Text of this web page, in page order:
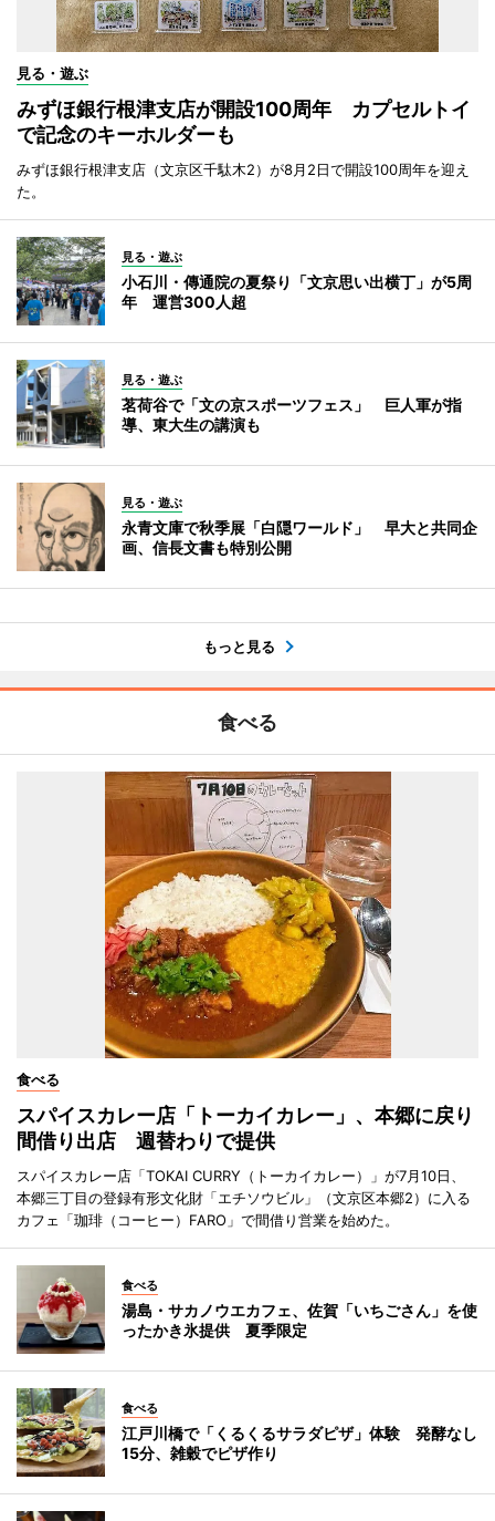
見る・遊ぶ
みずほ銀行根津支店が開設100周年 カプセルトイ
で記念のキーホルダーも
みずほ銀行根津支店（文京区千駄木2）が8月2日で開設100周年を迎え
た。
見る・遊ぶ
小石川・傳通院の夏祭り「文京思い出横丁」が5周
年 運営300人超
見る・遊ぶ
茗荷谷で「文の京スポーツフェス」 巨人軍が指
導、東大生の講演も
見る・遊ぶ
永青文庫で秋季展「白隠ワールド」 早大と共同企
画、信長文書も特別公開
もっと見る
食べる
食べる
スパイスカレー店「トーカイカレー」、本郷に戻り
間借り出店 週替わりで提供
スパイスカレー店「TOKAI CURRY（トーカイカレー）」が7月10日、
本郷三丁目の登録有形文化財「エチソウビル」（文京区本郷2）に入る
カフェ「珈琲（コーヒー）FARO」で間借り営業を始めた。
食べる
湯島・サカノウエカフェ、佐賀「いちごさん」を使
ったかき氷提供 夏季限定
食べる
江戸川橋で「くるくるサラダピザ」体験 発酵なし
15分、雑穀でピザ作り